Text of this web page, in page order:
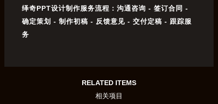
绎奇PPT设计制作服务流程：沟通咨询 - 签订合同 -
确定策划 - 制作初稿 - 反馈意见 - 交付定稿 - 跟踪服
务
RELATED ITEMS
相关项目